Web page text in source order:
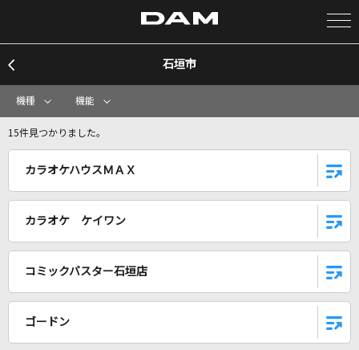
カラオケ検索
リアルタイムで歌われている曲の一覧
ANIMA
石垣市
機種 機能
15件見つかりました。
カラオケハウスＭＡＸ
カラオケ ケイワン
コミックバスター石垣店
ゴードン